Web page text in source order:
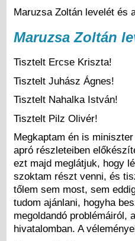
Maruzsa Zoltán levelét és
Maruzsa Zoltán
Tisztelt Ercse Kriszta!
Tisztelt Juhász Ágnes!
Tisztelt Nahalka István!
Tisztelt Pilz Olivér!
Megkaptam én is
apró részleteiben
ezt majd meglátjuk, hogy
szoktam részt venni, és
tőlem sem most, sem
tudom ajánlani, hogyha
megoldandó problémáiról,
hivatalomban. A